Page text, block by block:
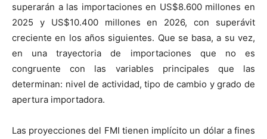
superarán a las importaciones en US$8.600 millones en
2025 y US$10.400 millones en 2026, con superávit
creciente en los años siguientes. Que se basa, a su vez,
en una trayectoria de importaciones que no es
congruente con las variables principales que las
determinan: nivel de actividad, tipo de cambio y grado de
apertura importadora.
Las proyecciones del FMI tienen implícito un dólar a fines